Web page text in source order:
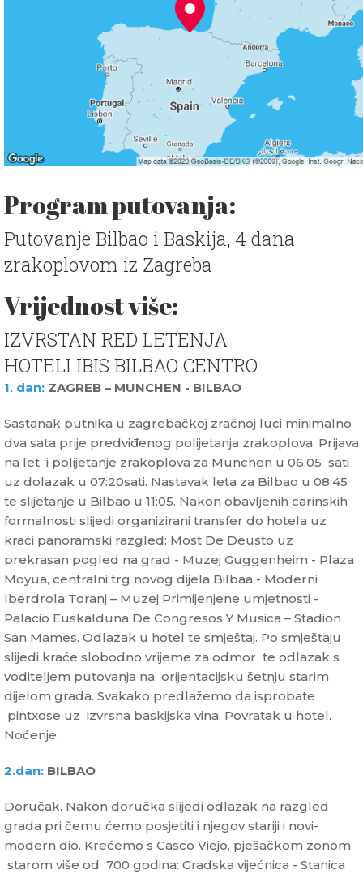
Program putovanja:
Putovanje Bilbao i Baskija, 4 dana
zrakoplovom iz Zagreba
Vrijednost više:
IZVRSTAN RED LETENJA
HOTELI IBIS BILBAO CENTRO
1. dan: ZAGREB – MUNCHEN - BILBAO
Sastanak putnika u zagrebačkoj zračnoj luci minimalno
dva sata prije predviđenog polijetanja zrakoplova. Prijava
na let i polijetanje zrakoplova za Munchen u 06:05 sati
uz dolazak u 07:20sati. Nastavak leta za Bilbao u 08:45
te slijetanje u Bilbao u 11:05. Nakon obavljenih carinskih
formalnosti slijedi organizirani transfer do hotela uz
kraći panoramski razgled: Most De Deusto uz
prekrasan pogled na grad - Muzej Guggenheim - Plaza
Moyua, centralni trg novog dijela Bilbaa - Moderni
Iberdrola Toranj – Muzej Primijenjene umjetnosti -
Palacio Euskalduna De Congresos Y Musica – Stadion
San Mames. Odlazak u hotel te smještaj. Po smještaju
slijedi kraće slobodno vrijeme za odmor te odlazak s
voditeljem putovanja na orijentacijsku šetnju starim
dijelom grada. Svakako predlažemo da isprobate
pintxose uz izvrsna baskijska vina. Povratak u hotel.
Noćenje.
2.dan: BILBAO
Doručak. Nakon doručka slijedi odlazak na razgled
grada pri čemu ćemo posjetiti i njegov stariji i novi-
modern dio. Krećemo s Casco Viejo, pješačkom zonom
starom više od 700 godina: Gradska vijećnica - Stanica